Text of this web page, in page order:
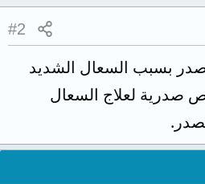
#2
بسبب السعال الشديد
صدرية لعلاج السعال